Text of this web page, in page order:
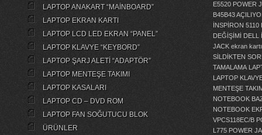
LAPTOP ANAKART “MAİNBOARD”
LAPTOP EKRAN KARTI
LAPTOP LCD LED EKRAN “PANEL”
LAPTOP KLAVYE “KEYBORD”
LAPTOP ŞARJ ALETİ “ADAPTÖR”
LAPTOP MENTEŞE TAKIMI
LAPTOP KASALARI
LAPTOP CD – DVD ROM
LAPTOP FAN SOĞUTUCU BLOK
ÜRÜNLER
E5520 POWER
B45B43
İNSPİRON
DEĞİŞİMİ
DELL
JACK ekran
SİLDİKTEN
TAMALAMA
LAPTOP
MENTEŞE
NOTEBOOK
NOTEBOOK
VPCS118EC/B
L775 POWER